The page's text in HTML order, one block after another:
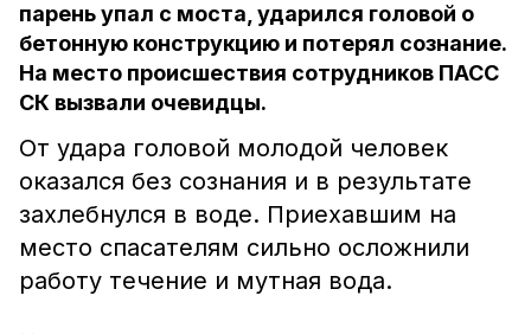
парень упал с моста, ударился головой о
бетонную конструкцию и потерял сознание.
На место происшествия сотрудников ПАСС
СК вызвали очевидцы.
От удара головой молодой человек
оказался без сознания и в результате
захлебнулся в воде. Приехавшим на
место спасателям сильно осложнили
работу течение и мутная вода.